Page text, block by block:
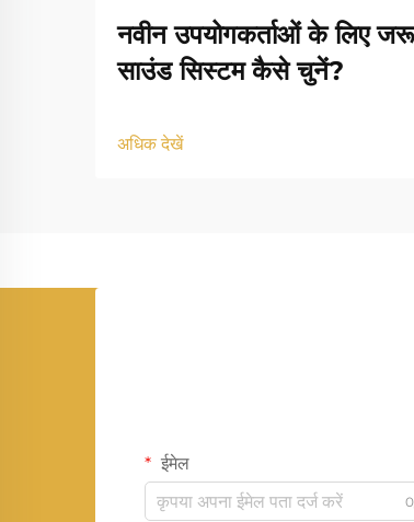
नवीन उपयोगकर्ताओं के लिए
साउंड सिस्टम कैसे चुनें?
अधिक देखें
ईमेल